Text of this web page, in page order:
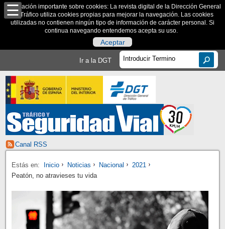
Información importante sobre cookies: La revista digital de la Dirección General
de Tráfico utiliza cookies propias para mejorar la navegación. Las cookies
utilizadas no contienen ningún tipo de información de carácter personal. Si
continua navegando entendemos acepta su uso.
Aceptar
Ir a la DGT
Canal RSS
Estás en: Inicio Noticias Nacional
2021
Peatón, no atravieses tu vida